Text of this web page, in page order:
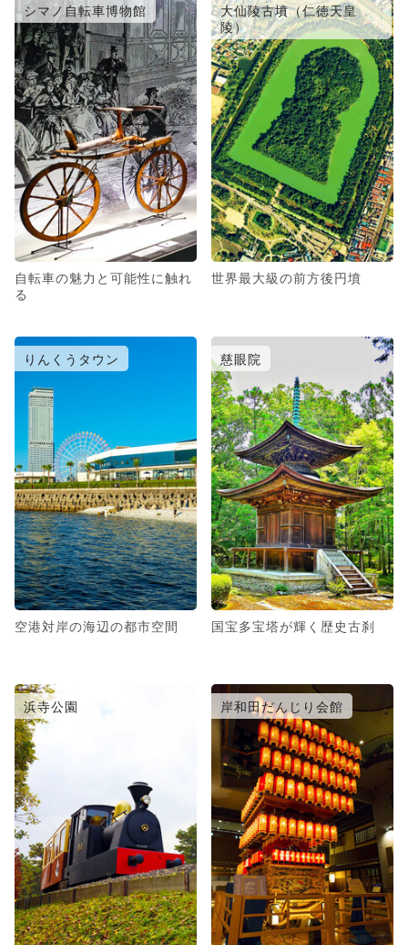
シマノ自転車博物館
自転車の魅力と可能性に触れ
る
大仙陵古墳（仁徳天皇
陵）
世界最大級の前方後円墳
りんくうタウン
空港対岸の海辺の都市空間
慈眼院
国宝多宝塔が輝く歴史古刹
浜寺公園 岸和田だんじり会館